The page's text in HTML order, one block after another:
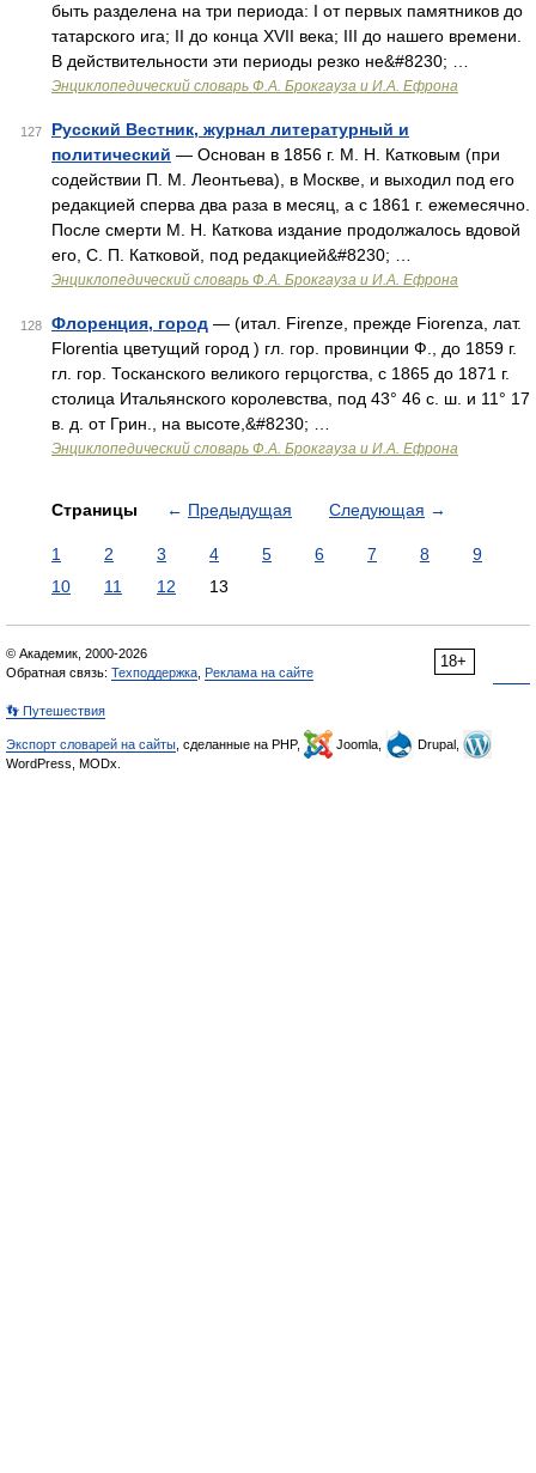
быть разделена на три периода: I от первых памятников до
татарского ига; II до конца XVII века; III до нашего времени.
В действительности эти периоды резко не&#8230; …
Энциклопедический словарь Ф.А. Брокгауза и И.А. Ефрона
127
Русский Вестник, журнал литературный и
политический — Основан в 1856 г. М. Н. Катковым (при
содействии П. М. Леонтьева), в Москве, и выходил под его
редакцией сперва два раза в месяц, а с 1861 г. ежемесячно.
После смерти М. Н. Каткова издание продолжалось вдовой
его, С. П. Катковой, под редакцией&#8230; …
Энциклопедический словарь Ф.А. Брокгауза и И.А. Ефрона
128 Флоренция, город — (итал. Firenze, прежде Fiorenza, лат.
Florentia цветущий город ) гл. гор. провинции Ф., до 1859 г.
гл. гор. Тосканского великого герцогства, с 1865 до 1871 г.
столица Итальянского королевства, под 43° 46 с. ш. и 11° 17
в. д. от Грин., на высоте,&#8230; …
Энциклопедический словарь Ф.А. Брокгауза и И.А. Ефрона
Страницы ← Предыдущая Следующая →
1 2 3 4 5 6 7 8
9
10
11 12 13
18+
© Академик, 2000-2026
Обратная связь: Техподдержка Реклама на сайте
👣 Путешествия
Экспорт словарей на сайты , сделанные на PHP, Joomla,
Drupal,
WordPress, MODx.